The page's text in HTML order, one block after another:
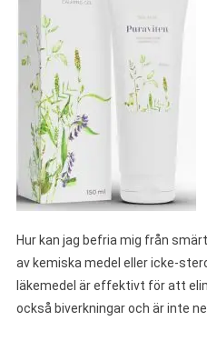
Hur kan jag befria mig från
av kemiska medel eller icke-
läkemedel är effektivt för att
också biverkningar och är inte